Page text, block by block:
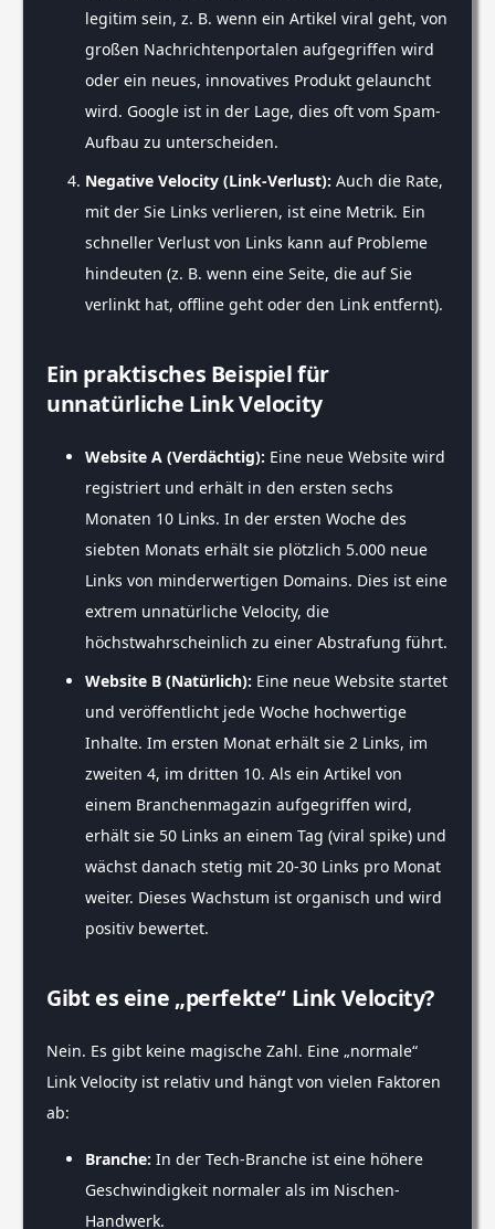
legitim sein, z. B. wenn ein Artikel viral geht, von
großen Nachrichtenportalen aufgegriffen wird
oder ein neues, innovatives Produkt gelauncht
wird. Google ist in der Lage, dies oft vom Spam-
Aufbau zu unterscheiden.
Negative Velocity (Link-Verlust): Auch die Rate,
mit der Sie Links verlieren, ist eine Metrik. Ein
schneller Verlust von Links kann auf Probleme
hindeuten (z. B. wenn eine Seite, die auf Sie
verlinkt hat, offline geht oder den Link entfernt).
Ein praktisches Beispiel für
unnatürliche Link Velocity
Website A (Verdächtig): Eine neue Website wird
registriert und erhält in den ersten sechs
Monaten 10 Links. In der ersten Woche des
siebten Monats erhält sie plötzlich 5.000 neue
Links von minderwertigen Domains. Dies ist eine
extrem unnatürliche Velocity, die
höchstwahrscheinlich zu einer Abstrafung führt.
Website B (Natürlich): Eine neue Website startet
und veröffentlicht jede Woche hochwertige
Inhalte. Im ersten Monat erhält sie 2 Links, im
zweiten 4, im dritten 10. Als ein Artikel von
einem Branchenmagazin aufgegriffen wird,
erhält sie 50 Links an einem Tag (viral spike) und
wächst danach stetig mit 20-30 Links pro Monat
weiter. Dieses Wachstum ist organisch und wird
positiv bewertet.
Gibt es eine „perfekte“ Link Velocity?
Nein. Es gibt keine magische Zahl. Eine „normale“
Link Velocity ist relativ und hängt von vielen Faktoren
ab:
Branche: In der Tech-Branche ist eine höhere
Geschwindigkeit normaler als im Nischen-
Handwerk.